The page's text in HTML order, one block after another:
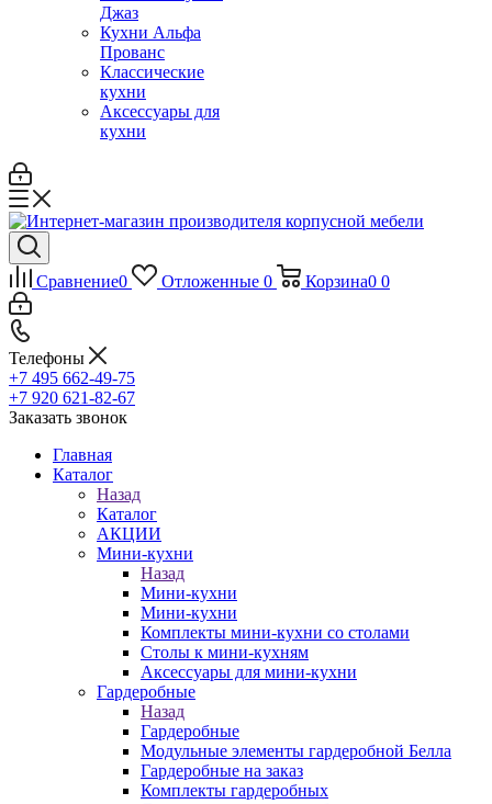
Джаз
Кухни Альфа
Прованс
Классические
кухни
Аксессуары для
кухни
Сравнение0 Отложенные 0 Корзина0 0
Телефоны
+7 495 662-49-75
+7 920 621-82-67
Заказать звонок
Главная
Каталог
Назад
Каталог
АКЦИИ
Мини-кухни
Назад
Мини-кухни
Мини-кухни
Комплекты мини-кухни со столами
Столы к мини-кухням
Аксессуары для мини-кухни
Гардеробные
Назад
Гардеробные
Модульные элементы гардеробной Белла
Гардеробные на заказ
Комплекты гардеробных